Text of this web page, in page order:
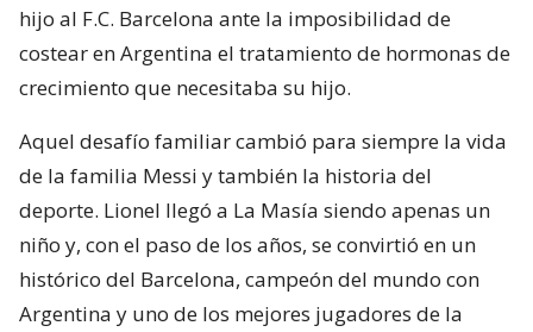
hijo al F.C. Barcelona ante la imposibilidad de
costear en Argentina el tratamiento de hormonas de
crecimiento que necesitaba su hijo.
Aquel desafío familiar cambió para siempre la vida
de la familia Messi y también la historia del
deporte. Lionel llegó a La Masía siendo apenas un
niño y, con el paso de los años, se convirtió en un
histórico del Barcelona, campeón del mundo con
Argentina y uno de los mejores jugadores de la